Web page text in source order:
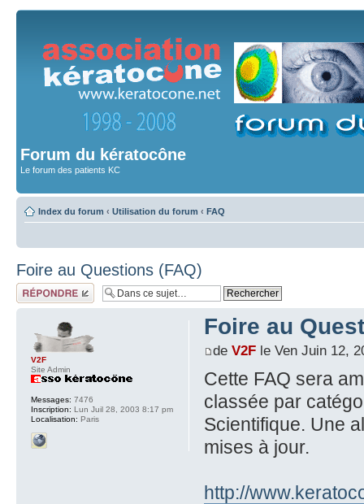
Forum du kératocône
Le forum des patients KC
Index du forum ‹ Utilisation du forum ‹ FAQ
Foire au Questions (FAQ)
Répondre
Foire au
de V2Fle Ven Juin 12,
Cette FAQ sera
classée par
Scientifique. Une
mises à jour.
http://
V2F
Site Admin
Messages: 7476
Inscription: Lun Juil 28, 2003 8:17 pm
Localisation: Paris